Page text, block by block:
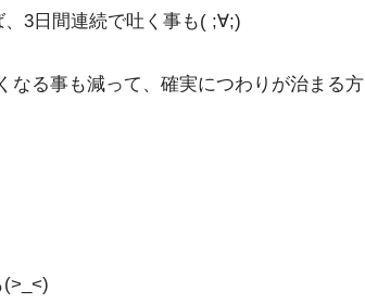
3日間連続で吐く事も( ;∀;)
なる事も減って、確実につわりが治まる方